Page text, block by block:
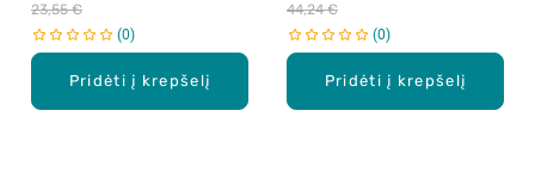
Pridėti į krepšelį
23,55 €
0
Pridėti į krepšelį
44,24 €
0